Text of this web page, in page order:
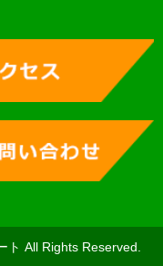
ト All Rights Reserved.